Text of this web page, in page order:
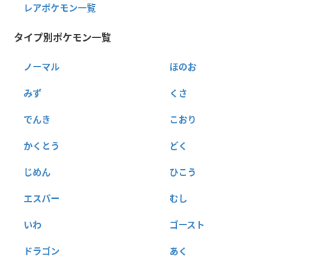
レアポケモン一覧
タイプ別ポケモン一覧
ノーマル ほのお
みず くさ
でんき こおり
かくとう どく
じめん ひこう
エスパー むし
いわ ゴースト
ドラゴン あく